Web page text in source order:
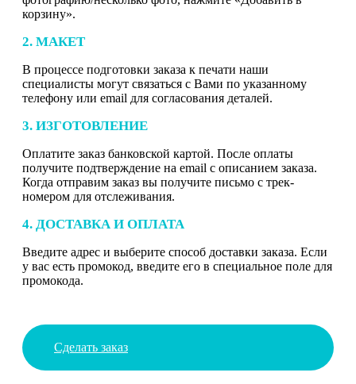
корзину».
2. МАКЕТ
В процессе подготовки заказа к печати наши
специалисты могут связаться с Вами по указанному
телефону или email для согласования деталей.
3. ИЗГОТОВЛЕНИЕ
Оплатите заказ банковской картой. После оплаты
получите подтверждение на email с описанием заказа.
Когда отправим заказ вы получите письмо с трек-
номером для отслеживания.
4. ДОСТАВКА И ОПЛАТА
Введите адрес и выберите способ доставки заказа. Если
у вас есть промокод, введите его в специальное поле для
промокода.
Сделать заказ